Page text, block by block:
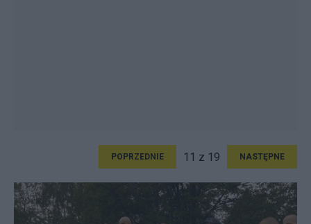
POPRZEDNIE 11 z 19 NASTĘPNE